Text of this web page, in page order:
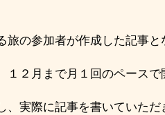
旅の参加者が作成した記事と
１２月まで月１回のペース
、実際に記事を書いていただ